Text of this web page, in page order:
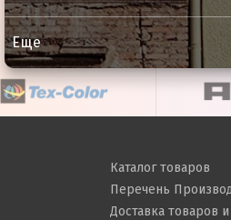
Еще
Каталог товаров
Перечень
Доставка товаров